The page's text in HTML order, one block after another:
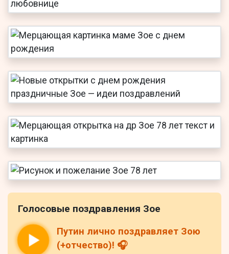
Голосовые поздравления Зое
Путин лично поздравляет Зою
(+отчество)! 🎧